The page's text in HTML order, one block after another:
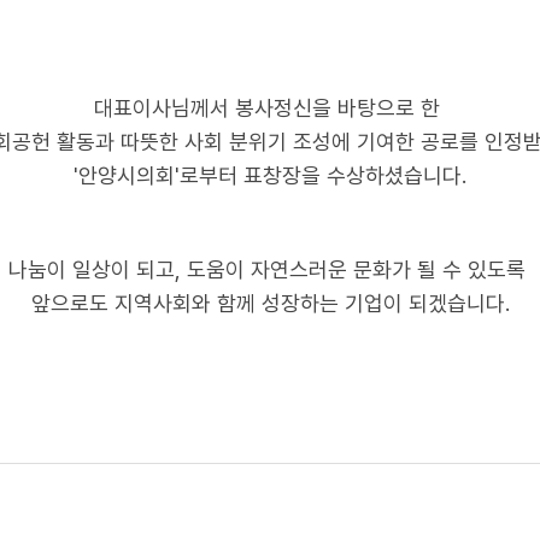
대표이사님께서 봉사정신을 바탕으로 한
공헌 활동과 따뜻한 사회 분위기 조성에 기여한 공로를 인정
'안양시의회'로부터 표창장을 수상하셨습니다.
나눔이 일상이 되고, 도움이 자연스러운 문화가 될 수 있도록
앞으로도 지역사회와 함께 성장하는 기업이 되겠습니다.